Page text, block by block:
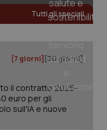
Tutti gli speciali
[7 giorni] [30 giorni]
il contratto 2025-
euro per gli
sull'IA e nuove